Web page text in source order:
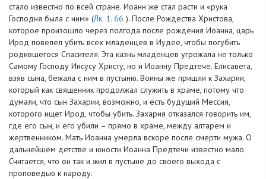
стало известно по всей стране. Иоанн же стал расти и «рука
Господня была с ним» (Лк. 1. 66 ). После Рождества Христова,
которое произошло через полгода после рождения Иоанна, царь
Ирод повелел убить всех младенцев в Иудее, чтобы погубить
родившегося Спасителя. Эта казнь младенцев угрожала не только
Самому Господу Иисусу Христу, но и Иоанну Предтече. Елисавета,
взяв сына, бежала с ним в пустыню. Воины же пришли к Захарии,
который как священник продолжал служить в храме, потому что
думали, что сын Захарии, возможно, и есть будущий Мессия,
которого ищет Ирод, чтобы убить. Захария отказался говорить им,
где его сын, и его убили – прямо в храме, между алтарем и
жертвенником. Мать Иоанна умерла вскоре после смерти мужа. О
дальнейшем детстве и юности Иоанна Предтечи известно мало.
Считается, что он так и жил в пустыне до своего выхода с
проповедью к народу.